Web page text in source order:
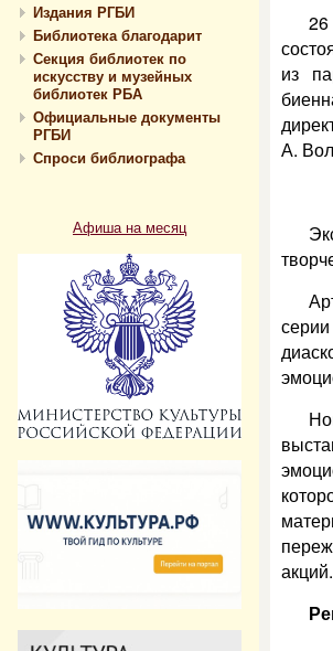
Издания РГБИ
Библиотека благодарит
Секция библиотек по
искусству и музейных
библиотек РБА
Официальные документы
РГБИ
Спроси библиографа
Афиша на месяц
26
из
А.
акций.